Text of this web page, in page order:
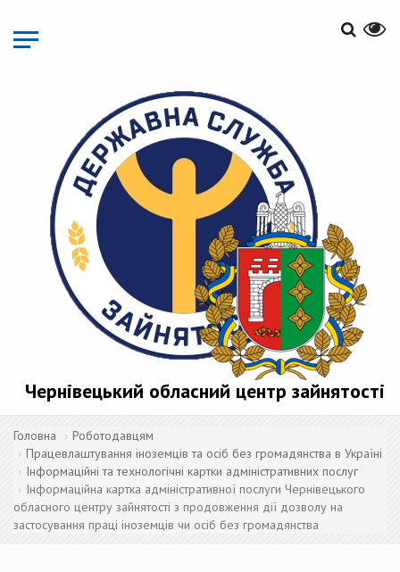
основного
матеріалу
Чернівецький обласний центр зайнятості
Головна
Роботодавцям
Працевлаштування іноземців та осіб без громадянства в Україні
Інформаційні та технологічні картки адміністративних послуг
Інформаційна картка адміністративної послуги Чернівецького
обласного центру зайнятості з продовження дії дозволу на
застосування праці іноземців чи осіб без громадянства